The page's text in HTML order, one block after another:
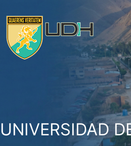
UNIVERSIDAD
Restricciones en
públicos de
desde la
modelo de vega